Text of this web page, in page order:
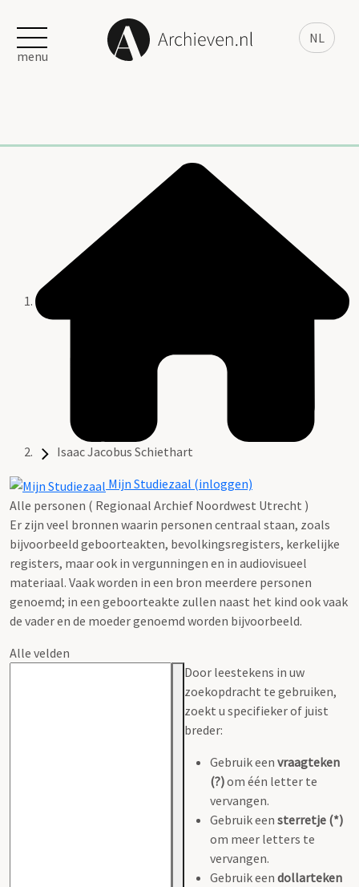
NL
menu
Isaac Jacobus Schiethart
Mijn Studiezaal (inloggen)
Alle personen ( Regionaal Archief Noordwest Utrecht )
Er zijn veel bronnen waarin personen centraal staan, zoals
bijvoorbeeld geboorteakten, bevolkingsregisters, kerkelijke
registers, maar ook in vergunningen en in audiovisueel
materiaal. Vaak worden in een bron meerdere personen
genoemd; in een geboorteakte zullen naast het kind ook vaak
de vader en de moeder genoemd worden bijvoorbeeld.
Alle velden
Door leestekens in uw
zoekopdracht te gebruiken,
zoekt u specifieker of juist
breder:
Gebruik een vraagteken
(?)om één letter te
vervangen.
Gebruik een sterretje (*)
om meer letters te
vervangen.
Gebruik een dollarteken